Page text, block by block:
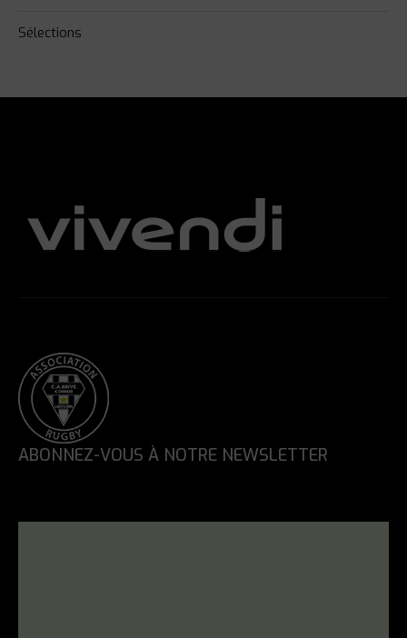
Sélections
ABONNEZ-VOUS À NOTRE NEWSLETTER